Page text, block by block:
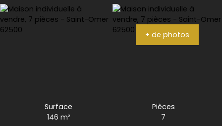
+ de photos
Surface
146 m²
Pièces
7